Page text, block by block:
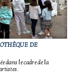
DE
dans le cadre de la